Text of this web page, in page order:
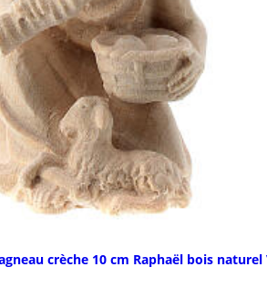
crèche 10 cm Raphaël bois naturel